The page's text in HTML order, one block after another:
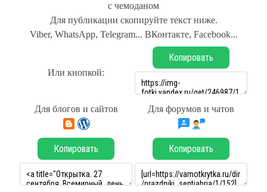
с чемоданом
Для публикации скопируйте текст ниже.
Viber, WhatsApp, Telegram... ВКонтакте, Facebook...
Или кнопкой:
Копировать
Для блогов и сайтов Для форумов и чатов
Копировать Копировать